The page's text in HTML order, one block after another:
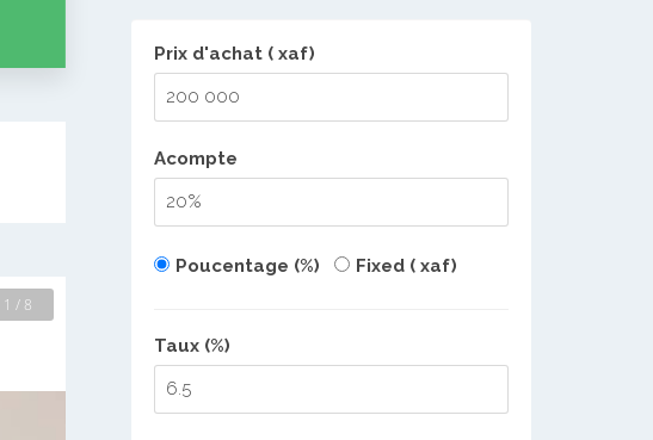
2 / 8
Prix d'achat ( xaf)
Acompte
Poucentage (%) Fixed ( xaf)
Taux (%)